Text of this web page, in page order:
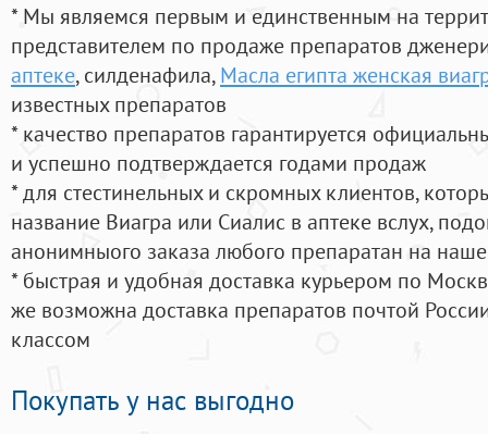
* Мы являемся первым и единственным на
представителем по продаже препаратов
аптеке, силденафила, Масла египта женская
известных препаратов
* качество препаратов гарантируется
и успешно подтверждается годами продаж
* для стестинельных и скромных клиентов,
название Виагра или Сиалис в аптеке вслух,
анонимныого заказа любого препаратан на
* быстрая и удобная доставка курьером по
же возможна доставка препаратов почтой
классом
Покупать у нас выгодно